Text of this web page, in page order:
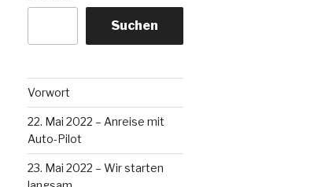
Suchen
Vorwort
22. Mai 2022 – Anreise mit
Auto-Pilot
23. Mai 2022 – Wir starten